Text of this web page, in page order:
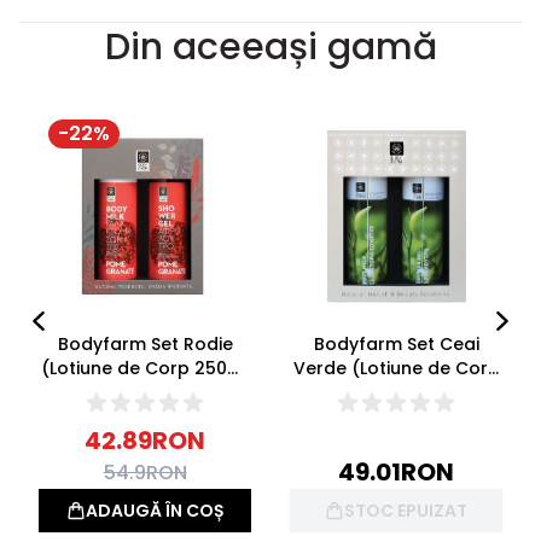
Din aceeași gamă
-22%
Bodyfarm Set Rodie
(Lotiune de Corp 250ml
+ Gel de Dus 250ml)
42.89RON
54.9RON
ADAUGĂ ÎN COȘ
Bodyfarm Set Ceai
Verde (Lotiune de Corp
250ml + Gel de Dus
250ml)
49.01RON
STOC EPUIZAT